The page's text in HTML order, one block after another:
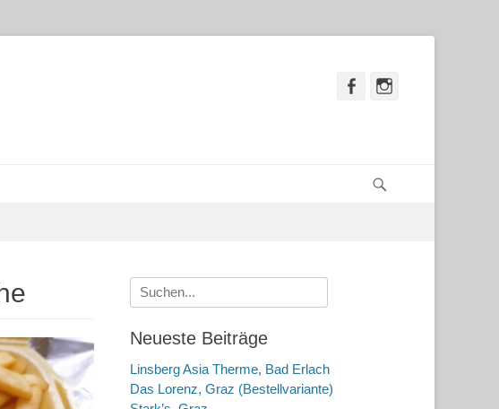
Facebook
Suche
nach:
Neueste Beiträge
Linsberg Asia Therme, Bad Erlach
Das Lorenz, Graz (Bestellvariante)